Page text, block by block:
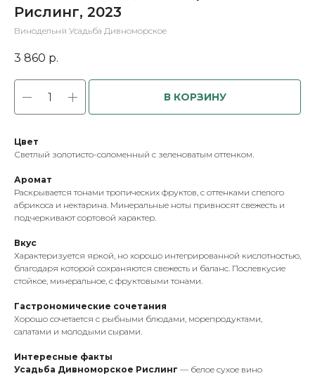
Рислинг, 2023
Винодельня Усадьба Дивноморское
3 860 р.
В КОРЗИНУ
Цвет
Светлый золотисто-соломенный с зеленоватым оттенком.
Аромат
Раскрывается тонами тропических фруктов, с оттенками спелого
абрикоса и нектарина. Минеральные ноты привносят свежесть и
подчеркивают сортовой характер.
Вкус
Характеризуется яркой, но хорошо интегрированной кислотностью,
благодаря которой сохраняются свежесть и баланс. Послевкусие
стойкое, минеральное, с фруктовыми тонами.
Гастрономические сочетания
Хорошо сочетается с рыбными блюдами, морепродуктами,
салатами и молодыми сырами.
Интересные факты
Усадьба Дивноморское Рислинг — белое сухое вино